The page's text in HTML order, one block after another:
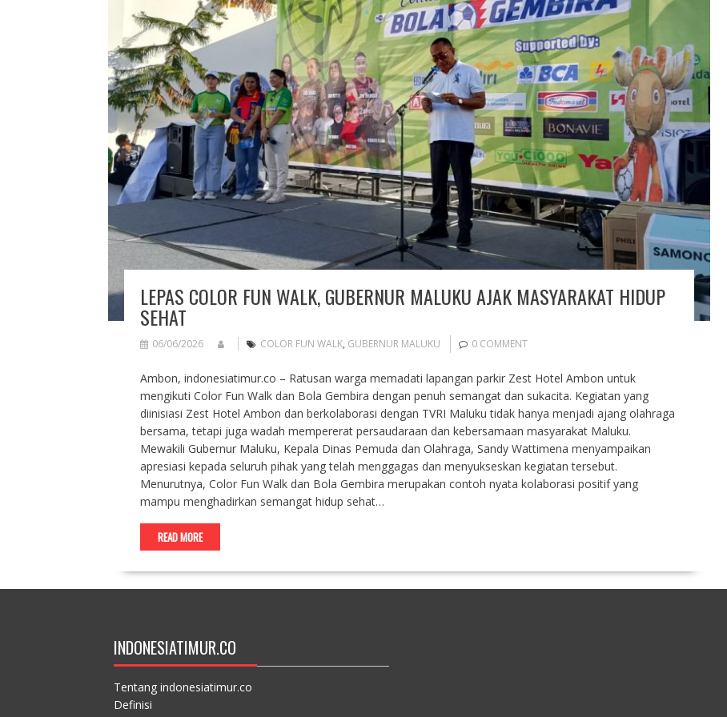
LEPAS COLOR FUN WALK, GUBERNUR MALUKU AJAK MASYARAKAT HIDUP
SEHAT
06/06/2026 COLOR FUN WALK, GUBERNUR MALUKU 0 COMMENT
Ambon, indonesiatimur.co – Ratusan warga memadati lapangan parkir Zest Hotel Ambon untuk
mengikuti Color Fun Walk dan Bola Gembira dengan penuh semangat dan sukacita. Kegiatan yang
diinisiasi Zest Hotel Ambon dan berkolaborasi dengan TVRI Maluku tidak hanya menjadi ajang olahraga
bersama, tetapi juga wadah mempererat persaudaraan dan kebersamaan masyarakat Maluku.
Mewakili Gubernur Maluku, Kepala Dinas Pemuda dan Olahraga, Sandy Wattimena menyampaikan
apresiasi kepada seluruh pihak yang telah menggagas dan menyukseskan kegiatan tersebut.
Menurutnya, Color Fun Walk dan Bola Gembira merupakan contoh nyata kolaborasi positif yang
mampu menghadirkan semangat hidup sehat…
READ MORE
INDONESIATIMUR.CO
Tentang indonesiatimur.co
Definisi